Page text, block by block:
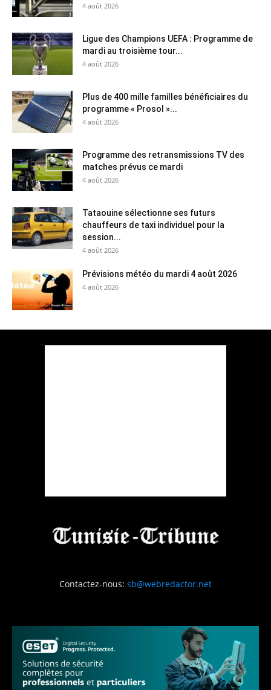
4 août 2026
Ligue des Champions UEFA : Programme de
mardi au troisième tour...
4 août 2026
Plus de 400 mille familles bénéficiaires du
programme « Prosol »...
4 août 2026
Programme des retransmissions TV des
matches prévus ce mardi
4 août 2026
Tataouine sélectionne ses futurs
chauffeurs de taxi individuel pour la
session...
4 août 2026
Prévisions météo du mardi 4 août 2026
4 août 2026
Contactez-nous: sb@webredactor.net